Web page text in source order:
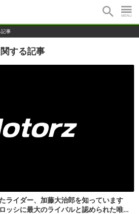
記事
する記事
ライダー、加藤大治郎を知っています
ッシに最大のライバルと認められた唯…